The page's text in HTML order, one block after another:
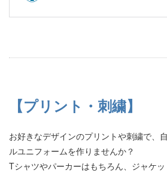
【プリント・刺繍】
お好きなデザインのプリントや刺繍で、
ルユニフォームを作りませんか？
Tシャツやパーカーはもちろん、ジャケ